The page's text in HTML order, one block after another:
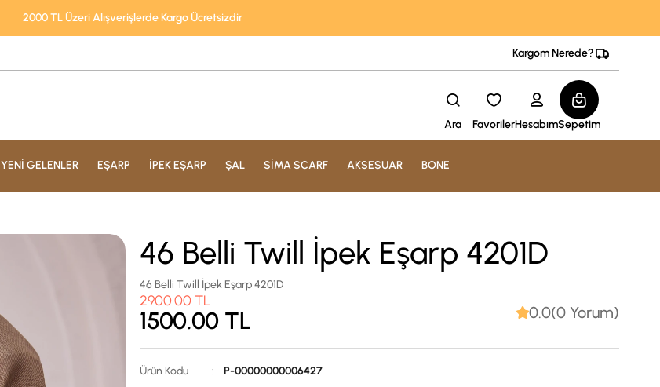
2000 TL Üzeri Alışverişlerde Kargo Ücretsizdir
Kargom Nerede?
Ara FavorilerHesabımSepetim
YENİ GELENLER EŞARP İPEK EŞARP ŞAL SİMA SCARF AKSESUAR BONE
46 Belli Twill İpek Eşarp 4201D
46 Belli Twill İpek Eşarp 4201D
2900.00TL
1500.00 TL 0.0(0 Yorum)
Ürün Kodu :
P-00000000006427